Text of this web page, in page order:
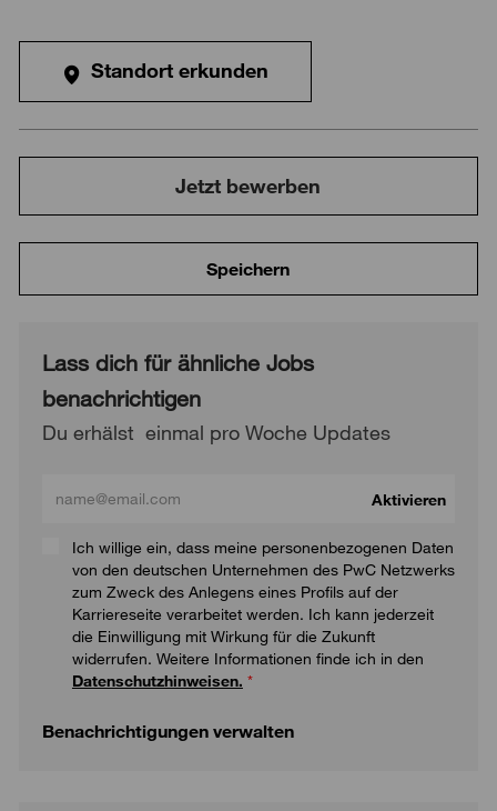
Standort erkunden
Jetzt bewerben
Speichern
Lass dich für ähnliche Jobs
benachrichtigen
Du erhälst einmal pro Woche Updates
Ich willige ein, dass meine personenbezogenen Daten
von den deutschen Unternehmen des PwC Netzwerks
zum Zweck des Anlegens eines Profils auf der
Karriereseite verarbeitet werden. Ich kann jederzeit
die Einwilligung mit Wirkung für die Zukunft
widerrufen. Weitere Informationen finde ich in den
Datenschutzhinweisen. *
Aktivieren
Benachrichtigungen verwalten